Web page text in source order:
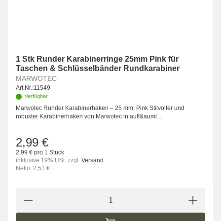
1 Stk Runder Karabinerringe 25mm Pink für
Taschen & Schlüsselbänder Rundkarabiner
MARWOTEC
Art.Nr.:11549
Verfügbar
Marwotec Runder Karabinerhaken – 25 mm, Pink Stilvoller und
robuster Karabinerhaken von Marwotec in auff&auml...
2,99 €
2,99 € pro 1 Stück
inklusive 19% USt. zzgl. Versand
Netto: 2,51 €